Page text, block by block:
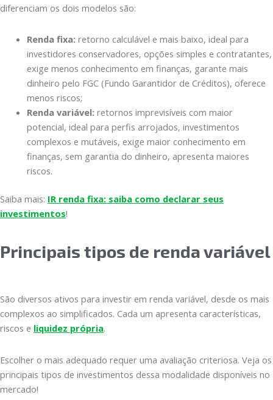
diferenciam os dois modelos são:
Renda fixa: retorno calculável e mais baixo, ideal para
investidores conservadores, opções simples e contratantes,
exige menos conhecimento em finanças, garante mais
dinheiro pelo FGC (Fundo Garantidor de Créditos), oferece
menos riscos;
Renda variável: retornos imprevisíveis com maior
potencial, ideal para perfis arrojados, investimentos
complexos e mutáveis, exige maior conhecimento em
finanças, sem garantia do dinheiro, apresenta maiores
riscos.
Saiba mais: IR renda fixa: saiba como declarar seus
investimentos!
Principais tipos de renda variável
São diversos ativos para investir em renda variável, desde os mais
complexos ao simplificados. Cada um apresenta características,
riscos e liquidez própria.
Escolher o mais adequado requer uma avaliação criteriosa. Veja os
principais tipos de investimentos dessa modalidade disponíveis no
mercado!